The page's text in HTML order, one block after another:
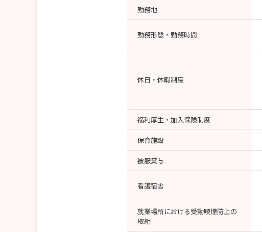
勤務地
勤務形態・勤務時間
休日・休暇制度
福利厚生・加入保険制度
保育施設
被服貸与
看護宿舎
就業場所における受動喫煙防止の
取組